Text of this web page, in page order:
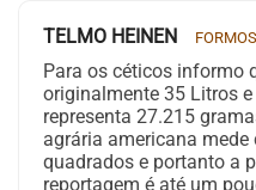
TELMO HEINEN
Para os céticos informo
originalmente 35 Litros
representa 27.215
agrária americana
quadrados e portanto a
reportagem é até um